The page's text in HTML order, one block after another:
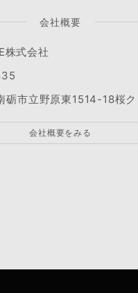
会社概要
株式会社
砺市立野原東1514-18桜
会社概要をみる